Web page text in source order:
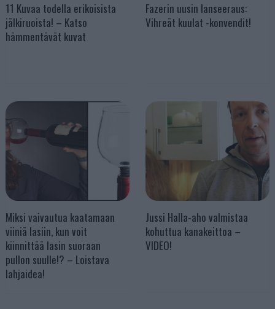
11 Kuvaa todella erikoisista
jälkiruoista! – Katso
hämmentävät kuvat
Fazerin uusin lanseeraus:
Vihreät kuulat -konvendit!
Miksi vaivautua kaatamaan
viiniä lasiin, kun voit
kiinnittää lasin suoraan
pullon suulle!? – Loistava
lahjaidea!
Jussi Halla-aho valmistaa
kohuttua kanakeittoa –
VIDEO!